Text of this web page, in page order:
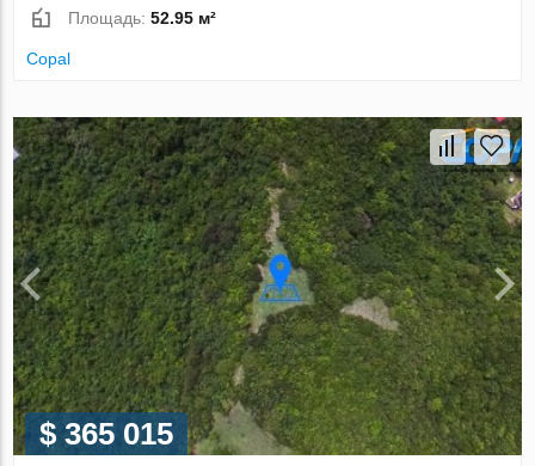
Площадь:52.95 м²
Copal
$ 365 015